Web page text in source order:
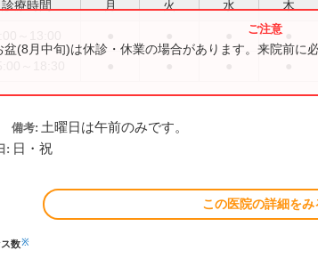
診療時間 月 火 水 木
盆(8月中旬)は休診・休業の場合があります。来院前に
備考: 土曜日は午前のみです。
: 日・祝
この医院の詳細をみ
数※